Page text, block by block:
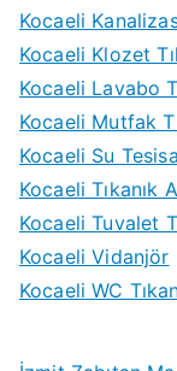
Kocaeli
Kocaeli Klozet
Kocaeli Lavabo
Kocaeli Mutfak
Kocaeli Su
Kocaeli Tıkanık
Kocaeli Tuvalet
Kocaeli Vidanjör
Kocaeli WC